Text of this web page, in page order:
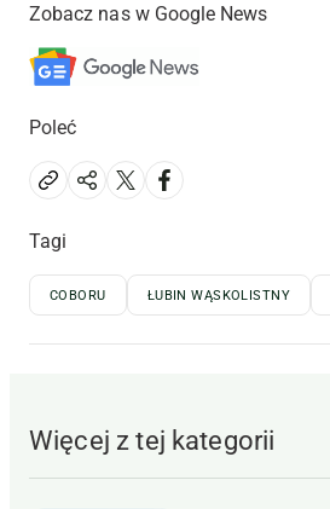
Zobacz nas w Google News
Poleć
Tagi
COBORU ŁUBIN WĄSKOLISTNY
Więcej z tej kategorii